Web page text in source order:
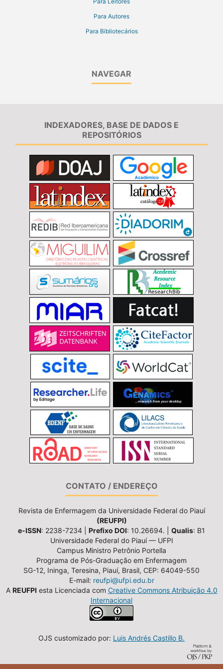
Para Autores
Para Bibliotecários
NAVEGAR
INDEXADORES, BASE DE DADOS E
REPOSITÓRIOS
CONTATO / ENDEREÇO
Revista de Enfermagem da Universidade Federal do Piauí
(REUFPI)
e-ISSN: 2238-7234 | Prefixo DOI: 10.26694. | Qualis: B1
Universidade Federal do Piauí — UFPI
Campus Ministro Petrônio Portella
Programa de Pós-Graduação em Enfermagem
SG-12, Ininga, Teresina, Piauí, Brasil, CEP: 64049-550
E-mail: reufpi@ufpi.edu.br
A REUFPI esta Licenciada com Creative Commons Atribuição 4.0
Internacional
OJS customizado por: Luis Andrés Castillo B.